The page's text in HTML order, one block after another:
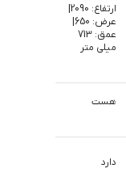
عمق: 713
میلی متر
هست
دارد